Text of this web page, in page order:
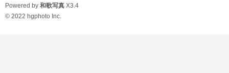
Powered by 和歌写真 X3.4
© 2022 hgphoto Inc.